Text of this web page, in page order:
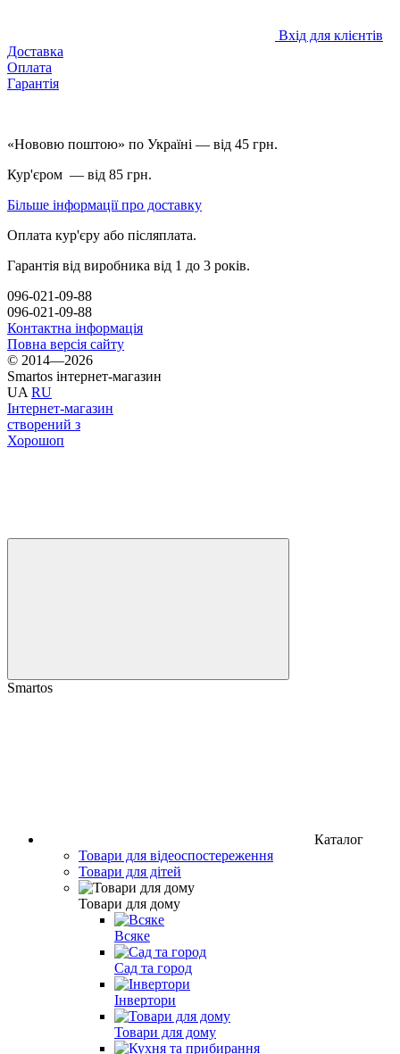
Вхід для клієнтів
Доставка
Оплата
Гарантія
«Нововю поштою» по Україні — від 45 грн.
Кур'єром — від 85 грн.
Більше інформації про доставку
Оплата кур'єру або післяплата.
Гарантія від виробника від 1 до 3 років.
096-021-09-88
096-021-09-88
Контактна інформація
Повна версія сайту
© 2014—2026
Smartos інтернет-магазин
UA RU
Інтернет-магазин
створений з
Хорошоп
Smartos
Каталог
Товари для відеоспостереження
Товари для дітей
Товари для дому
Всяке
Сад та город
Інвертори
Товари для дому